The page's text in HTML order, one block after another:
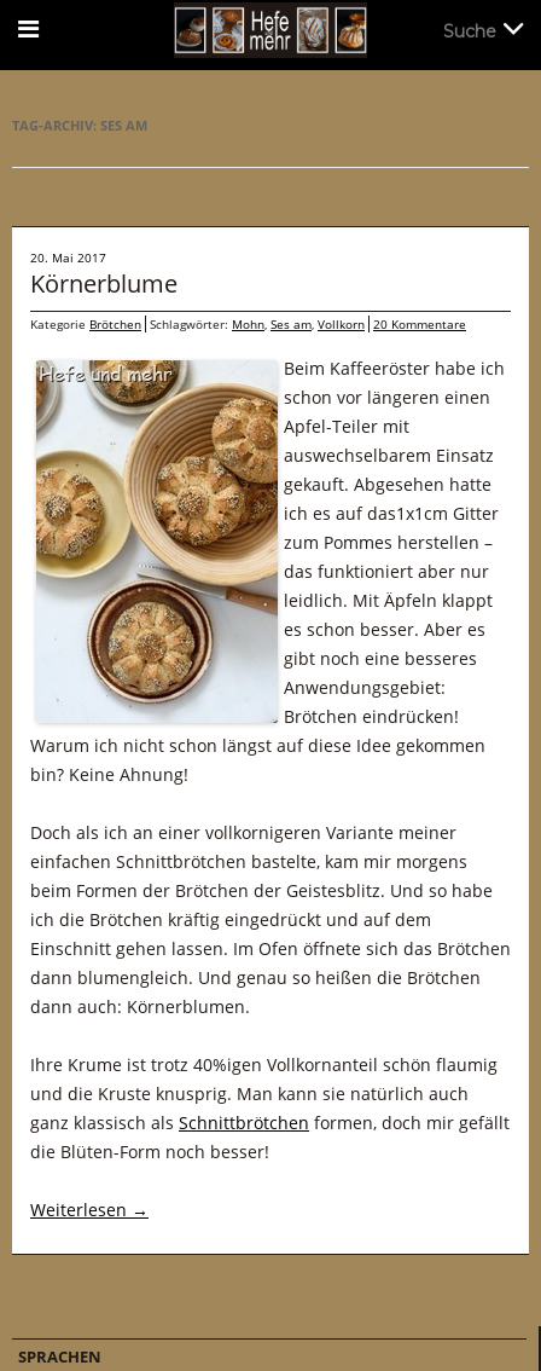
TAG-ARCHIV: SES AM
20. Mai 2017
Körnerblume
Kategorie Brötchen Schlagwörter: Mohn, Ses am, Vollkorn 20 Kommentare
Beim Kaffeeröster habe ich
schon vor längeren einen
Apfel-Teiler mit
auswechselbarem Einsatz
gekauft. Abgesehen hatte
ich es auf das1x1cm Gitter
zum Pommes herstellen –
das funktioniert aber nur
leidlich. Mit Äpfeln klappt
es schon besser. Aber es
gibt noch eine besseres
Anwendungsgebiet:
Brötchen eindrücken!
Warum ich nicht schon längst auf diese Idee gekommen
bin? Keine Ahnung!
Doch als ich an einer vollkornigeren Variante meiner
einfachen Schnittbrötchen bastelte, kam mir morgens
beim Formen der Brötchen der Geistesblitz. Und so habe
ich die Brötchen kräftig eingedrückt und auf dem
Einschnitt gehen lassen. Im Ofen öffnete sich das Brötchen
dann blumengleich. Und genau so heißen die Brötchen
dann auch: Körnerblumen.
Ihre Krume ist trotz 40%igen Vollkornanteil schön flaumig
und die Kruste knusprig. Man kann sie natürlich auch
ganz klassisch als Schnittbrötchen formen, doch mir gefällt
die Blüten-Form noch besser!
Weiterlesen →
SPRACHEN
Suche
Suche